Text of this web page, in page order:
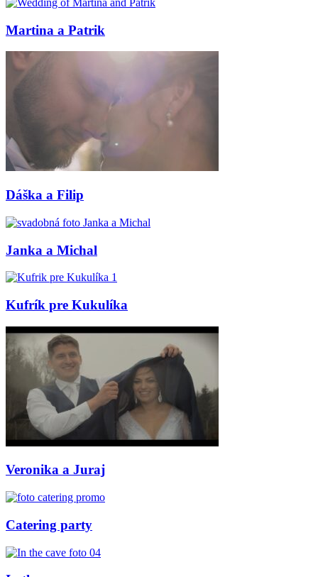
Martina a Patrik
Dáška a Filip
Janka a Michal
Kufrík pre Kukulíka
Veronika a Juraj
Catering party